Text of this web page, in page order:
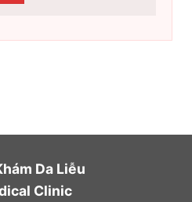
Da Liễu
Clinic